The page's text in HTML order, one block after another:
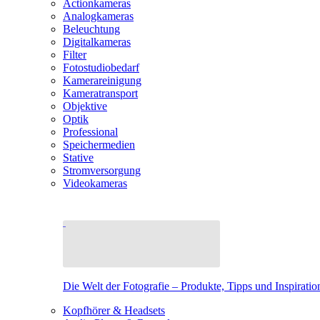
Actionkameras
Analogkameras
Beleuchtung
Digitalkameras
Filter
Fotostudiobedarf
Kamerareinigung
Kameratransport
Objektive
Optik
Professional
Speichermedien
Stative
Stromversorgung
Videokameras
Die Welt der Fotografie – Produkte, Tipps und
Kopfhörer & Headsets